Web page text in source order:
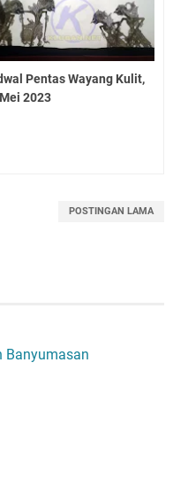
Pentas Wayang Kulit,
2023
POSTINGAN LAMA
Banyumasan